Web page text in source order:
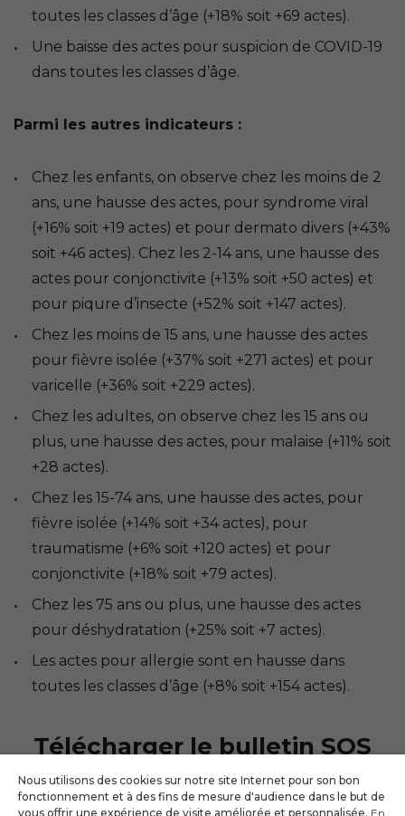
toutes les classes d’âge (+18% soit +69 actes).
Une baisse des actes pour suspicion de COVID-19
dans toutes les classes d’âge.
Parmi les autres indicateurs :
Chez les enfants, on observe chez les moins de 2
ans, une hausse des actes, pour syndrome viral
(+16% soit +19 actes) et pour dermato divers (+43%
soit +46 actes). Chez les 2-14 ans, une hausse des
actes pour conjonctivite (+13% soit +50 actes) et
pour piqure d’insecte (+52% soit +147 actes).
Chez les moins de 15 ans, une hausse des actes
pour fièvre isolée (+37% soit +271 actes) et pour
varicelle (+36% soit +229 actes).
Chez les adultes, on observe chez les 15 ans ou
plus, une hausse des actes, pour malaise (+11% soit
+28 actes).
Chez les 15-74 ans, une hausse des actes, pour
fièvre isolée (+14% soit +34 actes), pour
traumatisme (+6% soit +120 actes) et pour
conjonctivite (+18% soit +79 actes).
Chez les 75 ans ou plus, une hausse des actes
pour déshydratation (+25% soit +7 actes).
Les actes pour allergie sont en hausse dans
toutes les classes d’âge (+8% soit +154 actes).
Télécharger le bulletin SOS
Nous utilisons des cookies sur notre site Internet pour son bon
fonctionnement et à des fins de mesure d'audience dans le but de
vous offrir une expérience de visite améliorée et personnalisée. En